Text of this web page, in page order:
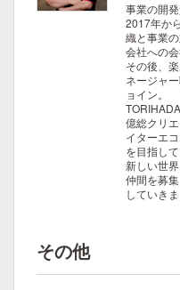
事業の開発
2017年か
織と事業
会社への会
その後、
ネージャ
ョイン。
億総クリ
イターエ
を目指して
新しい世
仲間を募集
していきま
その他